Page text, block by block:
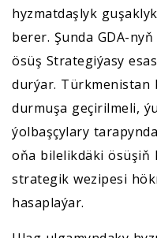
hyzmatdaşlyk
berer. Şunda GDA-
ösüş Strategiýasy
durýar. Türkmenistan
durmuşa geçirilmeli,
ýolbaşçylary
oňa bilelikdäki ösüşiň
strategik wezipesi
hasaplaýar.